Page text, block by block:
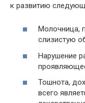
к развитию
Молочница,
слизистую
Нарушение
Тошнота,
всего